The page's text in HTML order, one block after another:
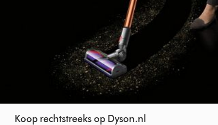
Koop rechtstreeks op Dyson.nl